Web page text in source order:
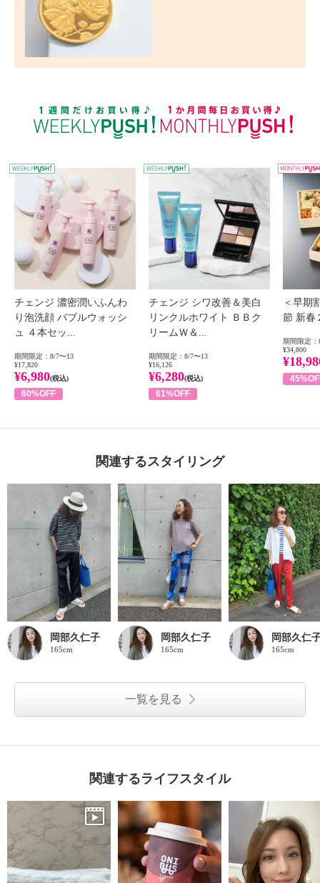
WEEKLY PUSH
チェンジ 濃密潤いふんわ
り泡洗顔 バブルウォッシ
ュ ４本セッ...
期間限定：8/7〜13
¥17,820
¥6,980(税込)
60%OFF
チェンジ シワ改善＆美白
リンクルホワイト ＢＢク
リームＷ＆...
期間限定：8/7〜13
¥16,126
¥6,280(税込)
61%OFF
＜早期
節 新春
期間限定：
¥34,800
関連するスタイリング
岡部久仁子
165cm
岡部久仁子
165cm
岡部久仁
165cm
一覧を見る
関連するライフスタイル